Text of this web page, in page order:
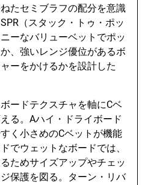
たセミブラフの配分を意識
（スタック・トゥ・ポッ
ーなバリューベットでポッ
、強いレンジ優位があるボ
ーをかけるかを設計した
ードテクスチャを軸にCベ
る。Aハイ・ドライボード
く小さめのCベットが機能
でウェットなボードでは、
ためサイズアップやチェッ
保護を図る。ターン・リバ